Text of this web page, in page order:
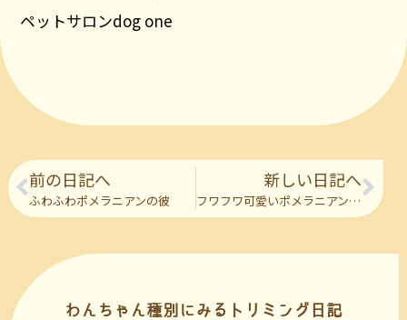
ペットサロンdog one
前の日記へ
ふわふわポメラニアンの彼
新しい日記へ
フワフワ可愛いポメラニアンの彼
わんちゃん種別にみるトリミング日記